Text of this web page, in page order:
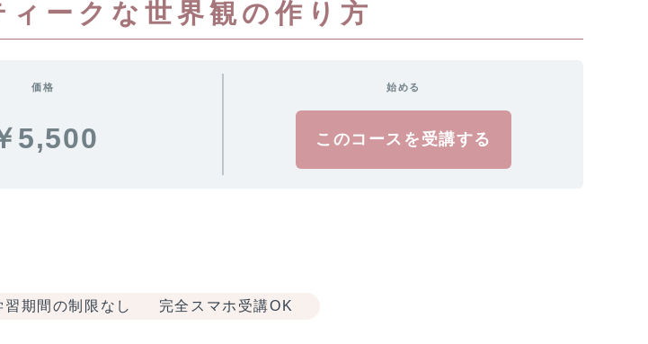
ークな世界観の作り方
価格
5,500
始める
このコースを受講する
習期間の制限なし 完全スマホ受講OK